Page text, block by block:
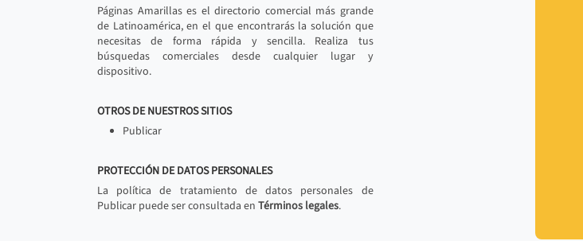
Páginas Amarillas es el directorio comercial más grande
de Latinoamérica, en el que encontrarás la solución que
necesitas de forma rápida y sencilla. Realiza tus
búsquedas comerciales desde cualquier lugar y
dispositivo.
OTROS DE NUESTROS SITIOS
Publicar
PROTECCIÓN DE DATOS PERSONALES
La política de tratamiento de datos personales de
Publicar puede ser consultada en Términos legales.